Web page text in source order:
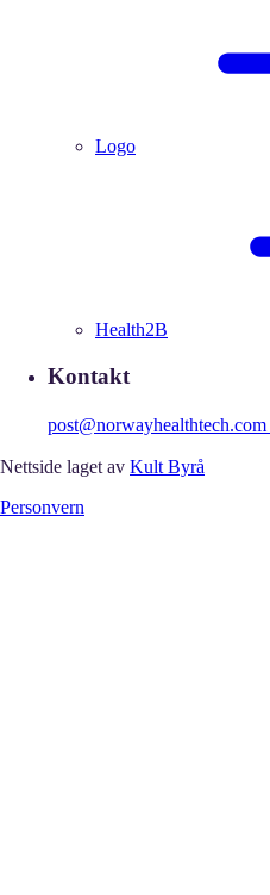
Logo
Health2B
Kontakt
post@norwayhealthtech.com
Nettside laget av Kult Byrå
Personvern